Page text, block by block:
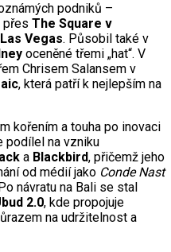
podniků –
přes The Square v
Vegas. Působil také v
oceněné třemi „hat“. V
Chrisem Salansem v
, která patří k nejlepším na
kořením a touha po inovaci
podílel na vzniku
a Blackbird, přičemž jeho
od médií jako Conde Nast
návratu na Bali se stal
2.0, kde propojuje
na udržitelnost a